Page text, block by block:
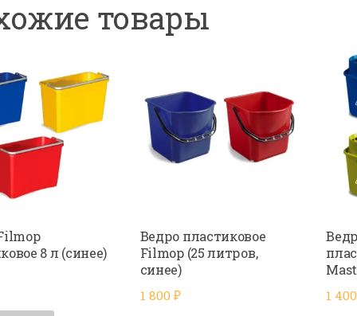
товары
8 л (синее)
Ведро пластиковое
Filmop (25 литров,
синее)
1 800 ₽ 1